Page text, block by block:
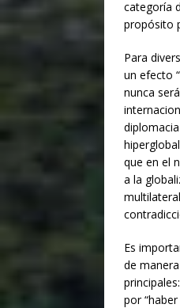
categoría
propósito
Para
un efecto
nunca
que en el
a la
Es
de
por